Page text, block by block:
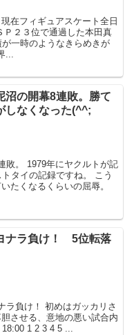
在フィギュアスケート全日
Ｐ２３位で通過した本田真
一時のようなきらめきが
...
沼の開幕8連敗。勝て
しなくなった(^^;
敗。 1979年にヤクルトが記
タイの記録ですね。 こう
たくなるくらいの屈辱。
ナラ負け！ 5位転落
ラ負け！ 初めはガッカリさ
させる、意地の悪い試合内
1 2 3 4 5 ...